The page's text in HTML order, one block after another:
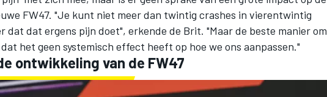
FW47. "Je kunt niet meer dan twintig crashes in vierentwintig
dat dat ergens pijn doet", erkende de Brit. "Maar de beste manier om
het geen systemisch effect heeft op hoe we ons aanpassen."
ontwikkeling van de FW47